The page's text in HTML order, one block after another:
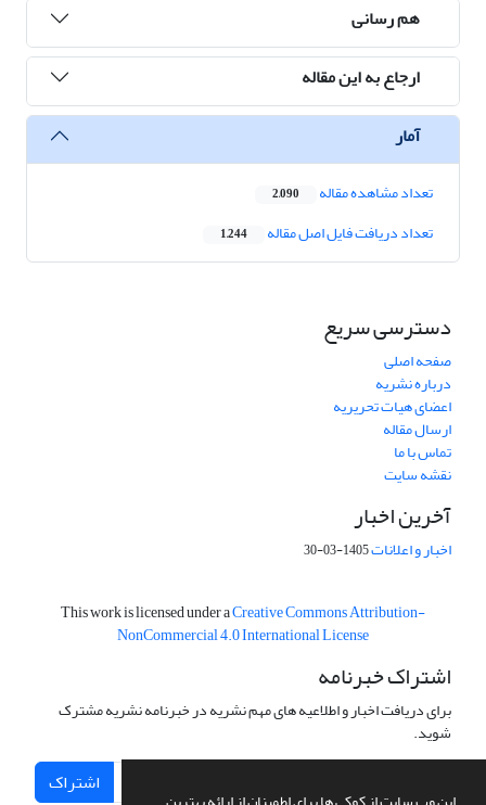
هم رسانی
ارجاع به این مقاله
آمار
تعداد مشاهده مقاله 2,090
تعداد دریافت فایل اصل مقاله 1,244
دسترسی سریع
صفحه اصلی
درباره نشریه
اعضای هیات تحریریه
ارسال مقاله
تماس با ما
نقشه سایت
آخرین اخبار
اخبار و اعلانات1405-03-30
This work is licensed under aCreative Commons Attribution-
NonCommercial 4.0 International License
اشتراک خبرنامه
برای دریافت اخبار و اطلاعیه های مهم نشریه در خبرنامه نشریه مشترک
شوید.
اشتراک